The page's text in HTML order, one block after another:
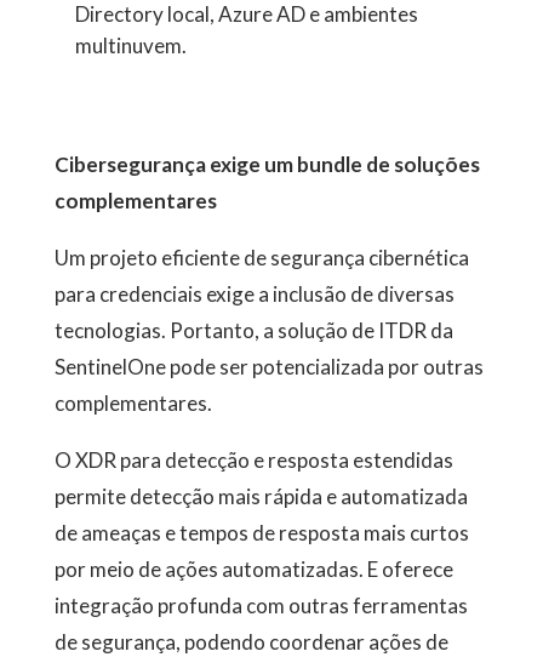
Directory local, Azure AD e ambientes
multinuvem.
Cibersegurança exige um bundle de soluções
complementares
Um projeto eficiente de segurança cibernética
para credenciais exige a inclusão de diversas
tecnologias. Portanto, a solução de ITDR da
SentinelOne pode ser potencializada por outras
complementares.
O XDR para detecção e resposta estendidas
permite detecção mais rápida e automatizada
de ameaças e tempos de resposta mais curtos
por meio de ações automatizadas. E oferece
integração profunda com outras ferramentas
de segurança, podendo coordenar ações de